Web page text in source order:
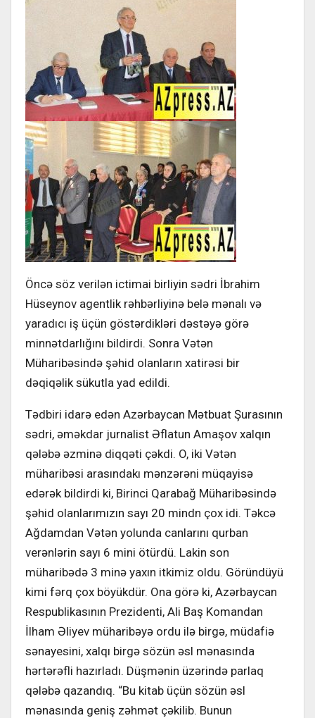
Öncə söz verilən ictimai birliyin sədri İbrahim
Hüseynov agentlik rəhbərliyinə belə mənalı və
yaradıcı iş üçün göstərdikləri dəstəyə görə
minnətdarlığını bildirdi. Sonra Vətən
Müharibəsində şəhid olanların xatirəsi bir
dəqiqəlik sükutla yad edildi.
Tədbiri idarə edən Azərbaycan Mətbuat Şurasının
sədri, əməkdar jurnalist Əflatun Amaşov xalqın
qələbə əzminə diqqəti çəkdi. O, iki Vətən
müharibəsi arasındakı mənzərəni müqayisə
edərək bildirdi ki, Birinci Qarabağ Müharibəsində
şəhid olanlarımızın sayı 20 mindn çox idi. Təkcə
Ağdamdan Vətən yolunda canlarını qurban
verənlərin sayı 6 mini ötürdü. Lakin son
müharibədə 3 minə yaxın itkimiz oldu. Göründüyü
kimi fərq çox böyükdür. Ona görə ki, Azərbaycan
Respublikasının Prezidenti, Ali Baş Komandan
İlham Əliyev müharibəyə ordu ilə birgə, müdafiə
sənayesini, xalqı birgə sözün əsl mənasında
hərtərəfli hazırladı. Düşmənin üzərində parlaq
qələbə qazandıq. “Bu kitab üçün sözün əsl
mənasında geniş zəhmət çəkilib. Bunun